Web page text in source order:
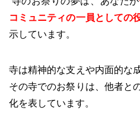
コミュニティの一員としての
示しています。
寺は精神的な支えや内面的な
その寺でのお祭りは、他者と
化を表しています。